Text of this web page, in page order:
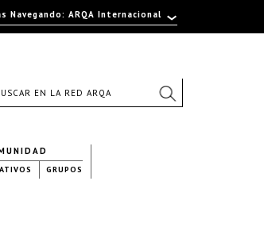
GRUPOS
Navegando: ARQA Internacional